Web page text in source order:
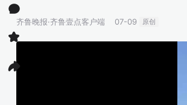
齐鲁晚报·齐鲁壹点客户端 07-09 原创